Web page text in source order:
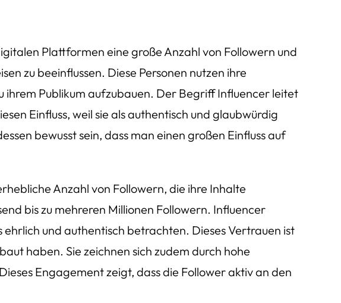
Plattformen eine große Anzahl von Followern und
zu beeinflussen. Diese Personen nutzen ihre
ihrem Publikum aufzubauen. Der Begriff Influencer leitet
Einfluss, weil sie als authentisch und glaubwürdig
bewusst sein, dass man einen großen Einfluss auf
Anzahl von Followern, die ihre Inhalte
bis zu mehreren Millionen Followern. Influencer
und authentisch betrachten. Dieses Vertrauen ist
haben. Sie zeichnen sich zudem durch hohe
Engagement zeigt, dass die Follower aktiv an den